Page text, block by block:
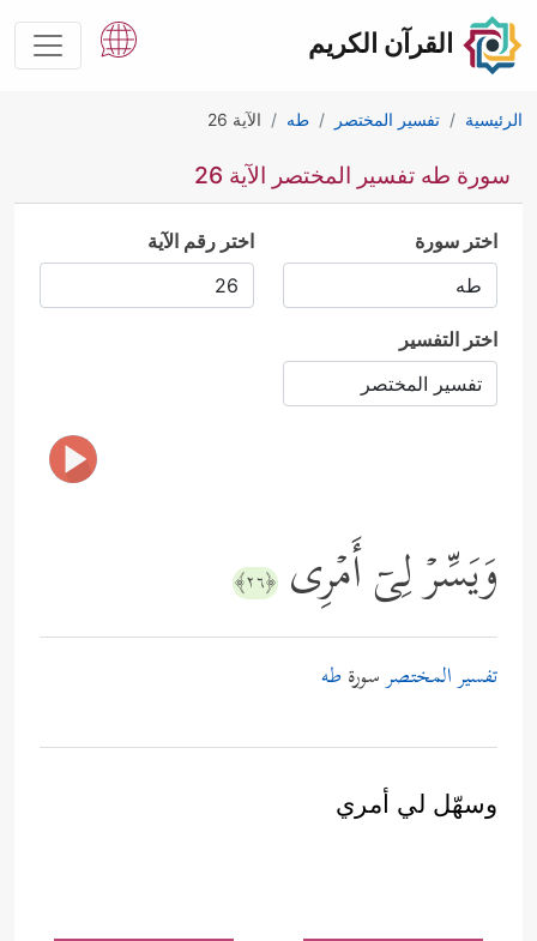
القرآن الكريم
الرئيسية تفسير المختصر طه الآية 26
سورة طه تفسير المختصر الآية 26
اختر سورة اختر رقم الآية
اختر التفسير
وَیَسِّرۡ لِیۤ أَمۡرِی ﴿٢٦﴾
تفسير المختصرسورة طه
وسهّل لي أمري